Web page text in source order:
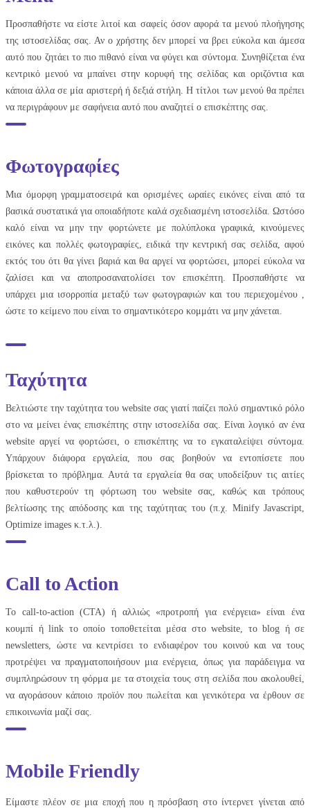
Προσπαθήστε να είστε λιτοί και σαφείς όσον αφορά τα μενού πλοήγησης
της ιστοσελίδας σας. Αν ο χρήστης δεν μπορεί να βρει εύκολα και άμεσα
αυτό που ζητάει το πιο πιθανό είναι να φύγει και σύντομα. Συνηθίζεται ένα
κεντρικό μενού να μπαίνει στην κορυφή της σελίδας και οριζόντια και
κάποια άλλα σε μία αριστερή ή δεξιά στήλη. Η τίτλοι των μενού θα πρέπει
να περιγράφουν με σαφήνεια αυτό που αναζητεί ο επισκέπτης σας.
Φωτογραφίες
Μια όμορφη γραμματοσειρά και ορισμένες ωραίες εικόνες είναι από τα
βασικά συστατικά για οποιαδήποτε καλά σχεδιασμένη ιστοσελίδα. Ωστόσο
καλό είναι να μην την φορτώνετε με πολύπλοκα γραφικά, κινούμενες
εικόνες και πολλές φωτογραφίες, ειδικά την κεντρική σας σελίδα, αφού
εκτός του ότι θα γίνει βαριά και θα αργεί να φορτώσει, μπορεί εύκολα να
ζαλίσει και να αποπροσανατολίσει τον επισκέπτη. Προσπαθήστε να
υπάρχει μια ισορροπία μεταξύ των φωτογραφιών και του περιεχομένου ,
ώστε το κείμενο που είναι το σημαντικότερο κομμάτι να μην χάνεται.
Ταχύτητα
Βελτιώστε την ταχύτητα του website σας γιατί παίζει πολύ σημαντικό ρόλο
στο να μείνει ένας επισκέπτης στην ιστοσελίδα σας. Είναι λογικό αν ένα
website αργεί να φορτώσει, ο επισκέπτης να το εγκαταλείψει σύντομα.
Υπάρχουν διάφορα εργαλεία, που σας βοηθούν να εντοπίσετε που
βρίσκεται το πρόβλημα. Αυτά τα εργαλεία θα σας υποδείξουν τις αιτίες
που καθυστερούν τη φόρτωση του website σας, καθώς και τρόπους
βελτίωσης της απόδοσης και της ταχύτητας του (π.χ. Minify Javascript,
Optimize images κ.τ.λ.).
Call to Action
Το call-to-action (CTA) ή αλλιώς «προτροπή για ενέργεια» είναι ένα
κουμπί ή link το οποίο τοποθετείται μέσα στο website, το blog ή σε
newsletters, ώστε να κεντρίσει το ενδιαφέρον του κοινού και να τους
προτρέψει να πραγματοποιήσουν μια ενέργεια, όπως για παράδειγμα να
συμπληρώσουν τη φόρμα με τα στοιχεία τους στη σελίδα που ακολουθεί,
να αγοράσουν κάποιο προϊόν που πωλείται και γενικότερα να έρθουν σε
επικοινωνία μαζί σας.
Mobile Friendly
Είμαστε πλέον σε μια εποχή που η πρόσβαση στο ίντερνετ γίνεται από